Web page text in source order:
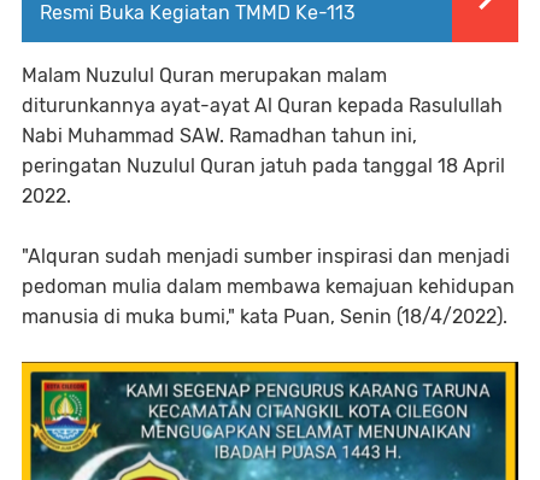
Resmi Buka Kegiatan TMMD Ke-113
Malam Nuzulul Quran merupakan malam
diturunkannya ayat-ayat Al Quran kepada Rasulullah
Nabi Muhammad SAW. Ramadhan tahun ini,
peringatan Nuzulul Quran jatuh pada tanggal 18 April
2022.
"Alquran sudah menjadi sumber inspirasi dan menjadi
pedoman mulia dalam membawa kemajuan kehidupan
manusia di muka bumi," kata Puan, Senin (18/4/2022).